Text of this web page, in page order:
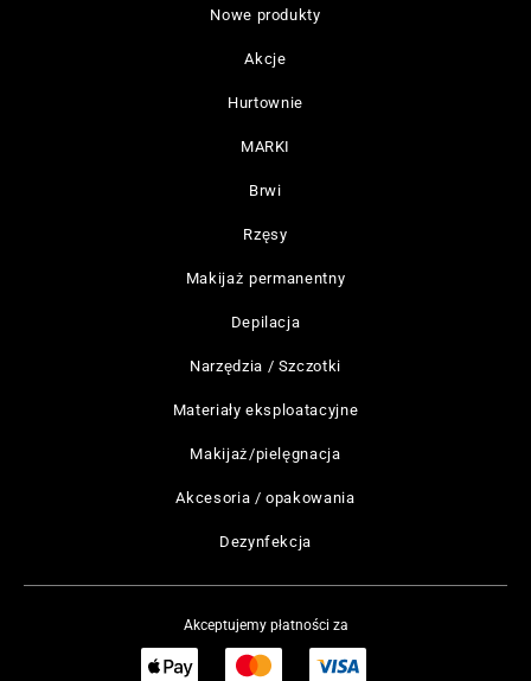
Nowe produkty
Akcje
Hurtownie
MARKI
Brwi
Rzęsy
Makijaż permanentny
Depilacja
Narzędzia / Szczotki
Materiały eksploatacyjne
Makijaż/pielęgnacja
Akcesoria / opakowania
Dezynfekcja
Akceptujemy płatności za